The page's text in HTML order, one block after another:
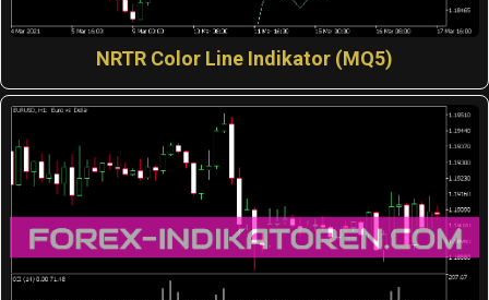
NRTR Color Line Indikator (MQ5)